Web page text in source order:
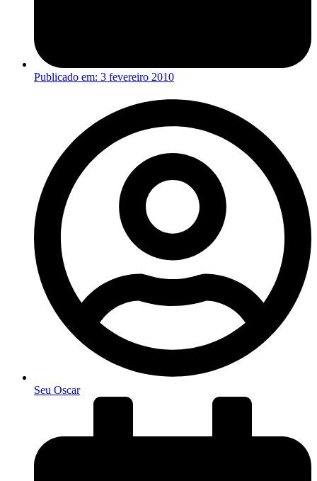
Publicado em: 3 fevereiro 2010
Seu Oscar